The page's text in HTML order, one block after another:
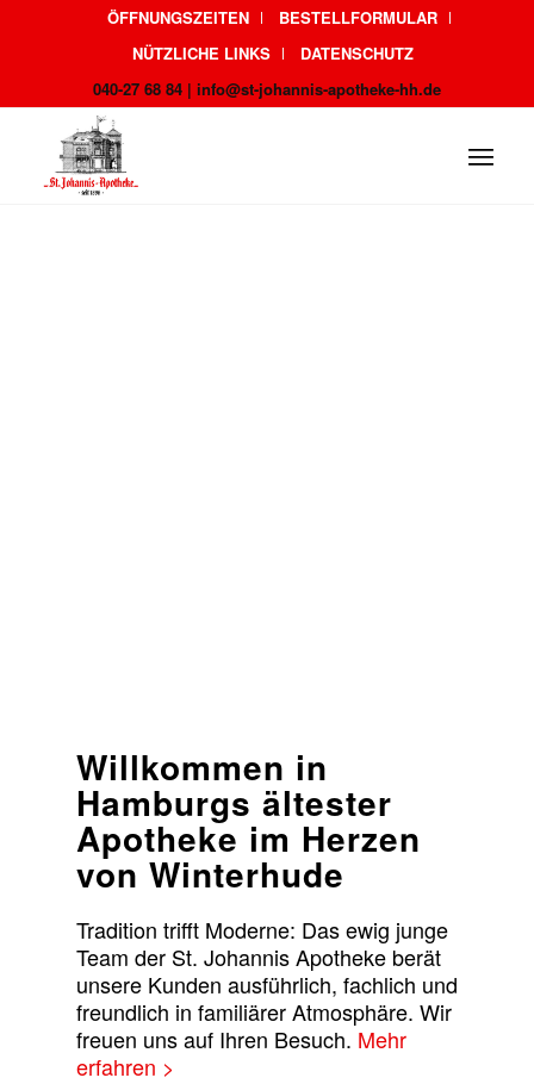
ÖFFNUNGSZEITEN
BESTELLFORMULAR
NÜTZLICHE LINKS
DATENSCHUTZ
040-27 68 84 | info@st-johannis-apotheke-hh.de
Willkommen in
Hamburgs ältester
Apotheke im Herzen
von Winterhude
Tradition trifft Moderne: Das ewig junge
Team der St. Johannis Apotheke berät
unsere Kunden ausführlich, fachlich und
freundlich in familiärer Atmosphäre. Wir
freuen uns auf Ihren Besuch. Mehr
erfahren >